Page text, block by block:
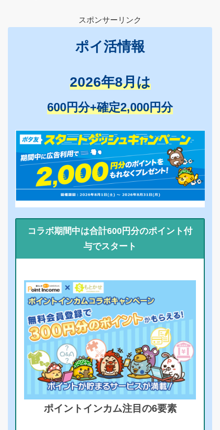
スポンサーリンク
ポイ活情報
2026年8月は
600円分+確定2,000円分
コラボ期間中は合計600円分のポイント付
与でスタート
ポイントインカム注目の6要素